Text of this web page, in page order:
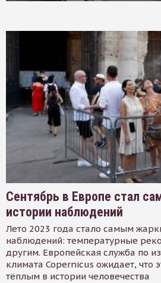
Сентябрь в Европе стал
истории наблюдений
Лето 2023 года стало самым
наблюдений: температурные
другим. Европейская служба по
климата Copernicus ожидает, что
тёплым в истории человечества